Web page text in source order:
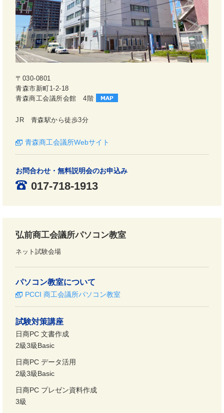
〒030-0801
青森市新町1-2-18
青森商工会議所会館 4階
JR 青森駅から徒歩3分
青森商工会議所Webサイト
お問合わせ・無料説明会のお申込み
017-718-1913
弘前商工会議所パソコン教室
ネット試験会場
パソコン教室について
PCCI 商工会議所パソコン教室
試験対策講座
日商PC 文書作成
2級3級Basic
日商PC データ活用
2級3級Basic
日商PC プレゼン資料作成
3級